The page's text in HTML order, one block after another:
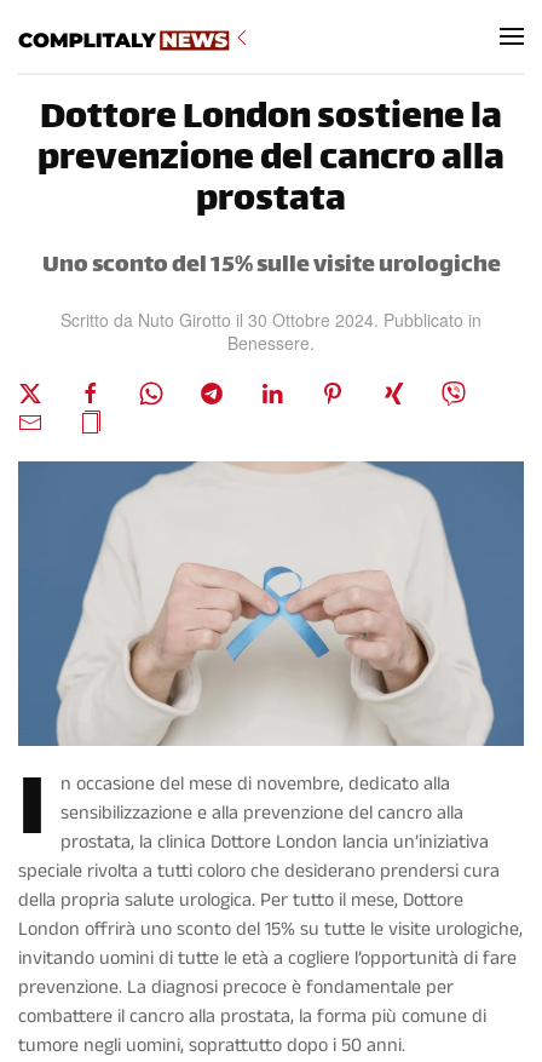
Dottore London sostiene la
prevenzione del cancro alla
prostata
Uno sconto del 15% sulle visite urologiche
Scritto da Nuto Girotto il 30 Ottobre 2024. Pubblicato in
Benessere.
I
n occasione del mese di novembre, dedicato alla
sensibilizzazione e alla prevenzione del cancro alla
prostata, la clinica Dottore London lancia un’iniziativa
speciale rivolta a tutti coloro che desiderano prendersi cura
della propria salute urologica. Per tutto il mese, Dottore
London offrirà uno sconto del 15% su tutte le visite urologiche,
invitando uomini di tutte le età a cogliere l’opportunità di fare
prevenzione. La diagnosi precoce è fondamentale per
combattere il cancro alla prostata, la forma più comune di
tumore negli uomini, soprattutto dopo i 50 anni.